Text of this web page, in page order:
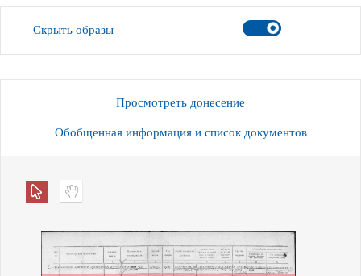
Скрыть образы
Просмотреть донесение
Обобщенная информация и список документов